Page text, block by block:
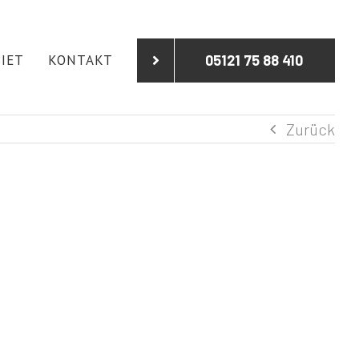
KONTAKT 05121 75 88 410
Zurück